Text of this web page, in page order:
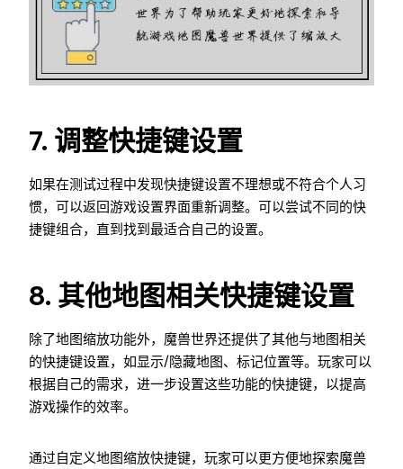
7. 调整快捷键设置
如果在测试过程中发现快捷键设置不理想或不符合个人习
惯，可以返回游戏设置界面重新调整。可以尝试不同的快
捷键组合，直到找到最适合自己的设置。
8. 其他地图相关快捷键设置
除了地图缩放功能外，魔兽世界还提供了其他与地图相关
的快捷键设置，如显示/隐藏地图、标记位置等。玩家可以
根据自己的需求，进一步设置这些功能的快捷键，以提高
游戏操作的效率。
通过自定义地图缩放快捷键，玩家可以更方便地探索魔兽